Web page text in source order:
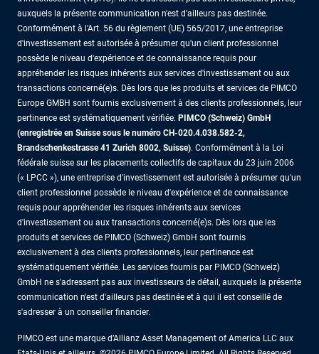
auxquels la présente communication n'est d'ailleurs pas destinée.
Conformément à l’Art. 56 du règlement (UE) 565/2017, une entreprise
d'investissement est autorisée à présumer qu'un client professionnel
possède le niveau d'expérience et de connaissance requis pour
appréhender les risques inhérents aux services d'investissement ou aux
transactions concerné(e)s. Dès lors que les produits et services de PIMCO
Europe GMBH sont fournis exclusivement à des clients professionnels, leur
pertinence est systématiquement vérifiée. PIMCO (Schweiz) GmbH
(enregistrée en Suisse sous le numéro CH-020.4.038.582-2,
Brandschenkestrasse 41 Zurich 8002, Suisse). Conformément à la Loi
fédérale suisse sur les placements collectifs de capitaux du 23 juin 2006
(« LPCC »), une entreprise d'investissement est autorisée à présumer qu'un
client professionnel possède le niveau d'expérience et de connaissance
requis pour appréhender les risques inhérents aux services
d'investissement ou aux transactions concerné(e)s. Dès lors que les
produits et services de PIMCO (Schweiz) GmbH sont fournis
exclusivement à des clients professionnels, leur pertinence est
systématiquement vérifiée. Les services fournis par PIMCO (Schweiz)
GmbH ne s'adressent pas aux investisseurs de détail, auxquels la présente
communication n'est d'ailleurs pas destinée et à qui il est conseillé de
s'adresser à un conseiller financier.
PIMCO est une marque d’Allianz Asset Management of America LLC aux